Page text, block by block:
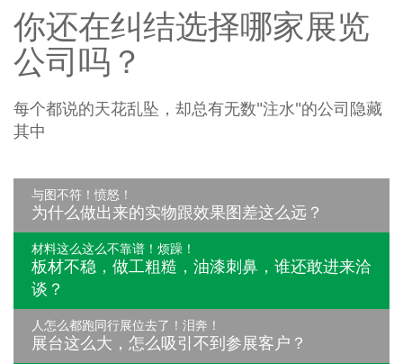
你还在纠结选择哪家展览
公司吗？
每个都说的天花乱坠，却总有无数"注水"的公司隐藏
其中
与图不符！愤怒！
为什么做出来的实物跟效果图差这么远？
材料这么这么不靠谱！烦躁！
板材不稳，做工粗糙，油漆刺鼻，谁还敢进来洽
谈？
人怎么都跑同行展位去了！泪奔！
展台这么大，怎么吸引不到参展客户？